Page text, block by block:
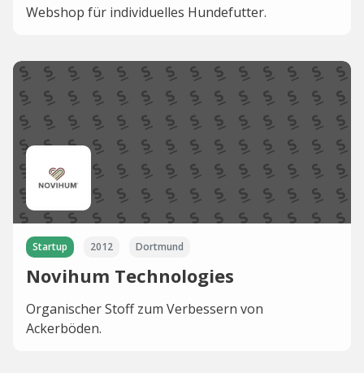
Webshop für individuelles Hundefutter.
Startup 2012 Dortmund
Novihum Technologies
Organischer Stoff zum Verbessern von
Ackerböden.